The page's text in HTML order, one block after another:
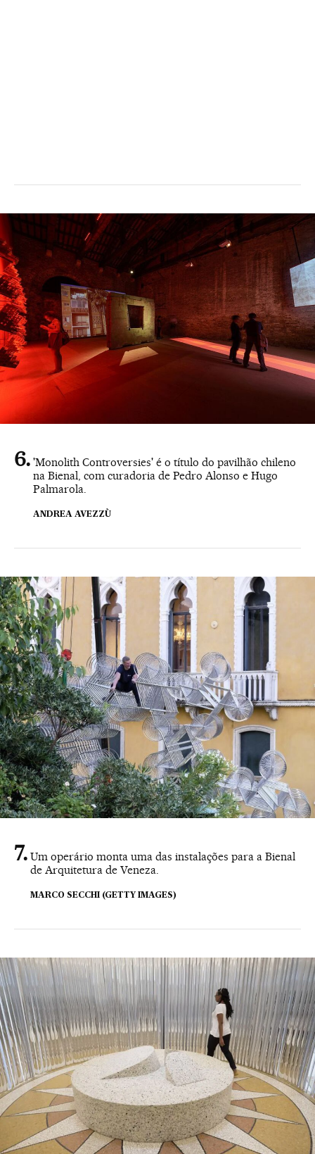
'Monolith Controversies' é o título do pavilhão chileno
na Bienal, com curadoria de Pedro Alonso e Hugo
Palmarola.
ANDREA AVEZZÙ
Um operário monta uma das instalações para a Bienal
de Arquitetura de Veneza.
MARCO SECCHI (GETTY IMAGES)